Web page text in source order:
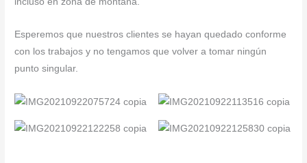
Esperemos que nuestros clientes se hayan quedado conforme
con los trabajos y no tengamos que volver a tomar ningún
punto singular.